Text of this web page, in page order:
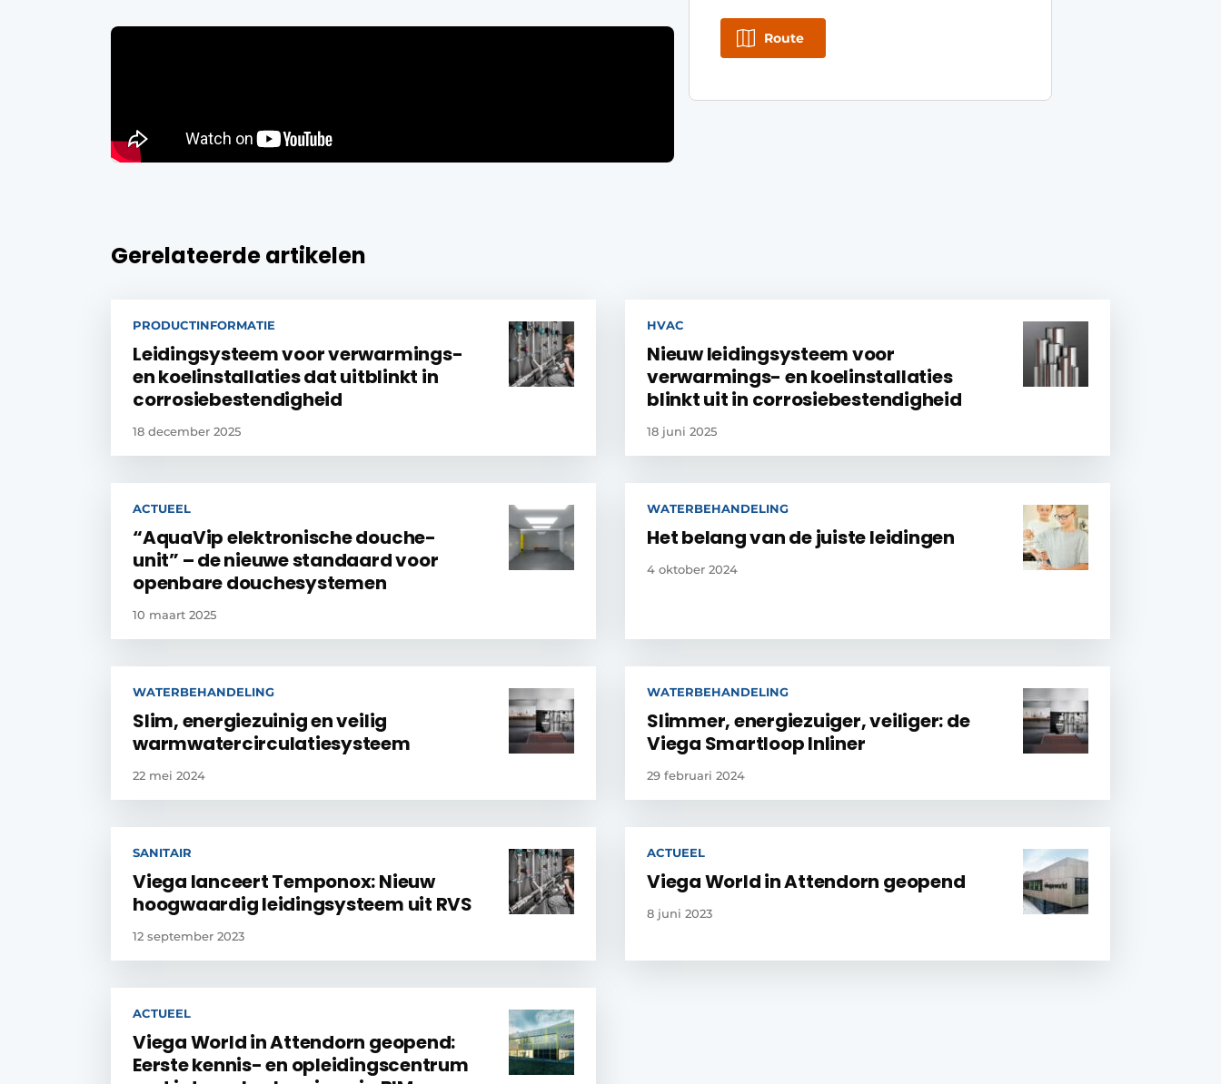
Route
Gerelateerde artikelen
PRODUCTINFORMATIE
Leidingsysteem voor verwarmings-
en koelinstallaties dat uitblinkt in
corrosiebestendigheid
18 december 2025
HVAC
Nieuw leidingsysteem voor
verwarmings- en koelinstallaties
blinkt uit in corrosiebestendigheid
18 juni 2025
ACTUEEL
“AquaVip elektronische douche-
unit” – de nieuwe standaard voor
openbare douchesystemen
10 maart 2025
WATERBEHANDELING
Het belang van de juiste leidingen
4 oktober 2024
WATERBEHANDELING
Slim, energiezuinig en veilig
warmwatercirculatiesysteem
22 mei 2024
WATERBEHANDELING
Slimmer, energiezuiger, veiliger: de
Viega Smartloop Inliner
29 februari 2024
SANITAIR
Viega lanceert Temponox: Nieuw
hoogwaardig leidingsysteem uit RVS
12 september 2023
ACTUEEL
Viega World in Attendorn geopend
8 juni 2023
ACTUEEL
Viega World in Attendorn geopend:
Eerste kennis- en opleidingscentrum